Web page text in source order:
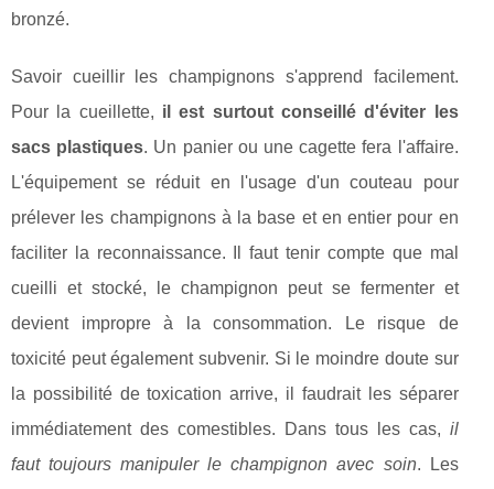
bronzé.
Savoir cueillir les champignons s'apprend facilement.
Pour la cueillette, il est surtout conseillé d'éviter les
sacs plastiques. Un panier ou une cagette fera l'affaire.
L'équipement se réduit en l'usage d'un couteau pour
prélever les champignons à la base et en entier pour en
faciliter la reconnaissance. Il faut tenir compte que mal
cueilli et stocké, le champignon peut se fermenter et
devient impropre à la consommation. Le risque de
toxicité peut également subvenir. Si le moindre doute sur
la possibilité de toxication arrive, il faudrait les séparer
immédiatement des comestibles. Dans tous les cas, il
faut toujours manipuler le champignon avec soin. Les